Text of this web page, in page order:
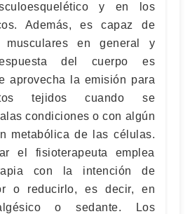
y en los
Además, es capaz de
musculares en general y
del cuerpo es
aprovecha la emisión para
tejidos cuando se
condiciones o con algún
metabólica de las células.
el fisioterapeuta emplea
con la intención de
o reducirlo, es decir, en
o sedante. Los